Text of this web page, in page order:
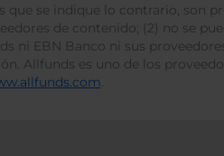
que se indique lo contrario, son
de contenido; (2) no se
ni EBN Banco ni sus
Allfunds es uno de los
.